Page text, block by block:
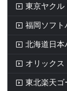
東京ヤクル
福岡ソフト
北海道日本
オリック
東北楽天ゴ